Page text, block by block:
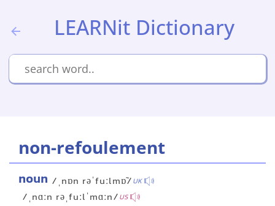
LEARNit Dictionary
non-refoulement
noun /ˌnɒn rəˈfuːlmɒ̃/UK
/ˌnɑːn rəˌfuːlˈmɑːn/US